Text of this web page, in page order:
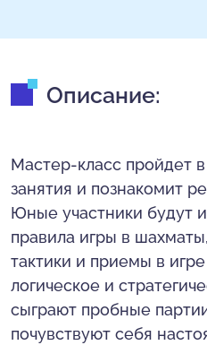
Описание:
Мастер-класс пройдет
занятия и познакомит
Юные участники будут
правила игры в
тактики и приемы в
логическое и
сыграют пробные
почувствуют себя